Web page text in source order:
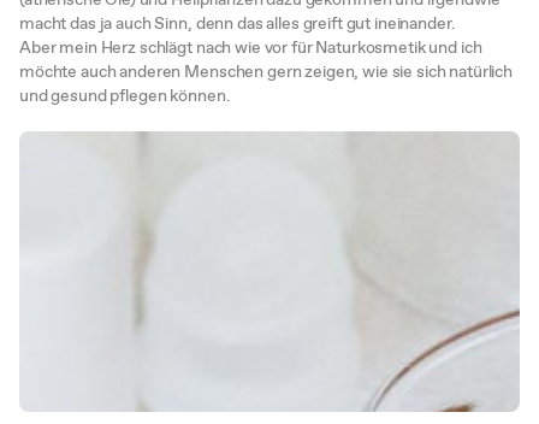
macht das ja auch Sinn, denn das alles greift gut ineinander.
Aber mein Herz schlägt nach wie vor für Naturkosmetik und ich
möchte auch anderen Menschen gern zeigen, wie sie sich natürlich
und gesund pflegen können.